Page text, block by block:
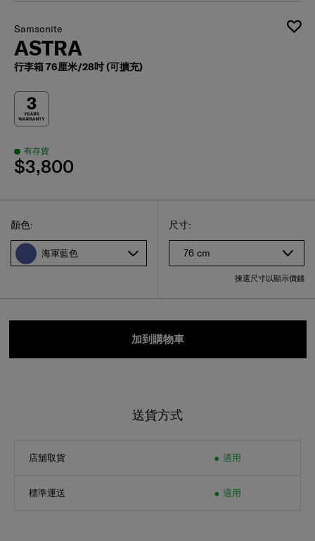
Samsonite
ASTRA
行李箱 76厘米/28吋 (可擴充)
有存貨
$3,800
選擇尺碼
Select
尺寸:
76 cm
揀選尺寸以顯示價錢
Select
顏色:
海軍藍色
加到購物車
送貨方式
店舖取貨 適用
標準運送 適用